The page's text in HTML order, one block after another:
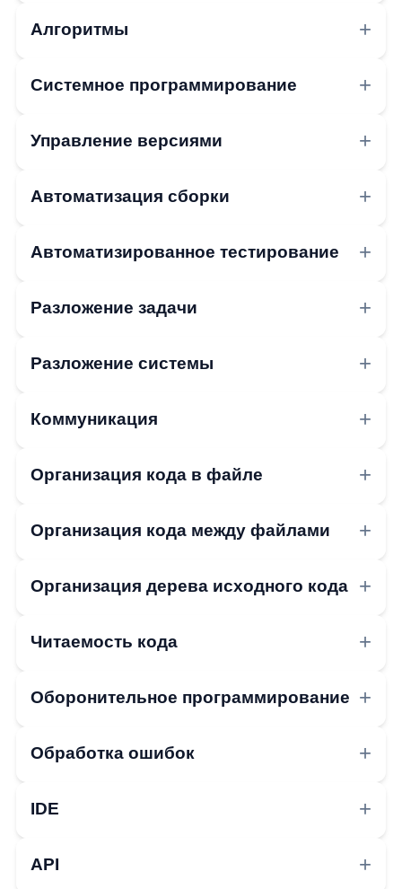
Алгоритмы
Системное программирование
Управление версиями
Автоматизация сборки
Автоматизированное тестирование
Разложение задачи
Разложение системы
Коммуникация
Организация кода в файле
Организация кода между файлами
Организация дерева исходного кода
Читаемость кода
Оборонительное программирование
Обработка ошибок
IDE
API